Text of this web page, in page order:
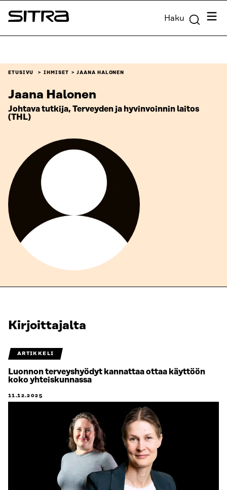
Siirry
suoraan
Sitra Haku
ETUSIVU IHMISET JAANA HALONEN
Jaana Halonen
Johtava tutkija, Terveyden ja hyvinvoinnin laitos
(THL)
Kirjoittajalta
ARTIKKELI
Luonnon terveyshyödyt kannattaa ottaa käyttöön
koko yhteiskunnassa
11.12.2025